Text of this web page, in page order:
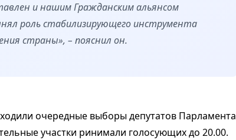
и нашим Гражданским альянсом
роль стабилизирующего инструмента
страны», – пояснил он.
очередные выборы депутатов Парламента
участки ринимали голосующих до 20.00.